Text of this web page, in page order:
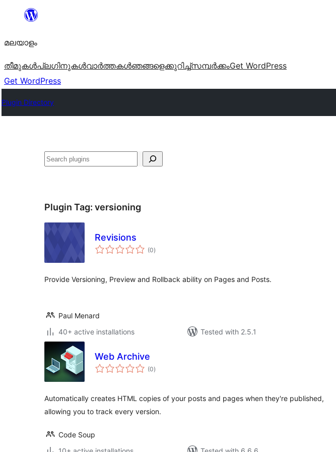
ഉള്ളടക്കത്തിലേക്ക്
മലയാളം
തീമുകൾപ്ലഗിനുകൾവാര്‍ത്തകള്‍ഞങ്ങളെക്കുറിച്ച്സമ്പര്‍ക്കംGet WordPress
Get WordPress
Plugin Directory
തിരയുക
Plugin Tag: versioning
Revisions
(0total
ratings
)
Provide Versioning, Preview and Rollback ability on Pages and Posts.
Paul Menard
40+ active installations
Tested with 2.5.1
Web Archive
(0total
ratings
)
Automatically creates HTML copies of your posts and pages when they're published,
allowing you to track every version.
Code Soup